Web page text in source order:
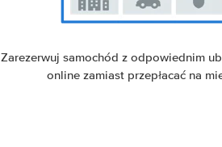
Zarezerwuj samochód z odpowiednim
online zamiast przepłacać na